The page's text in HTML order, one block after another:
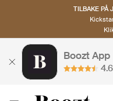
TILBAKE PÅ
Boozt App
4.6